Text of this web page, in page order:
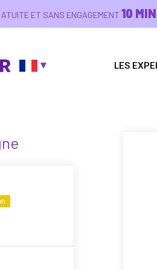
ET SANS ENGAGEMENT 10
LES